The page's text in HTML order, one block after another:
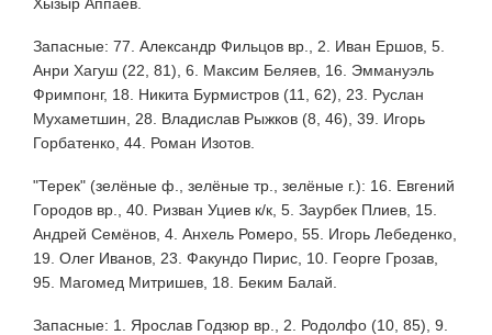
Запасные: 77. Александр Фильцов вр., 2. Иван Ершов, 5.
Анри Хагуш (22, 81), 6. Максим Беляев, 16. Эммануэль
Фримпонг, 18. Никита Бурмистров (11, 62), 23. Руслан
Мухаметшин, 28. Владислав Рыжков (8, 46), 39. Игорь
Горбатенко, 44. Роман Изотов.
"Терек" (зелёные ф., зелёные тр., зелёные г.): 16. Евгений
Городов вр., 40. Ризван Уциев к/к, 5. Заурбек Плиев, 15.
Андрей Семёнов, 4. Анхель Ромеро, 55. Игорь Лебеденко,
19. Олег Иванов, 23. Факундо Пирис, 10. Георге Грозав,
95. Магомед Митришев, 18. Беким Балай.
Запасные: 1. Ярослав Годзюр вр., 2. Родолфо (10, 85), 9.